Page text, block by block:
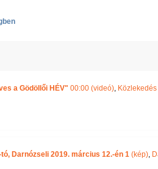
a Gödöllői HÉV" 00:00 (videó),
Darnózseli 2019. március 12.-én 1 (kép),